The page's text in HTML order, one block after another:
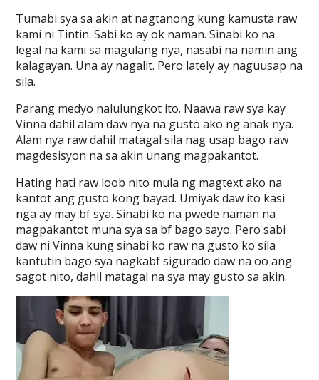
Tumabi sya sa akin at nagtanong kung kamusta raw
kami ni Tintin. Sabi ko ay ok naman. Sinabi ko na
legal na kami sa magulang nya, nasabi na namin ang
kalagayan. Una ay nagalit. Pero lately ay naguusap na
sila.
Parang medyo nalulungkot ito. Naawa raw sya kay
Vinna dahil alam daw nya na gusto ako ng anak nya.
Alam nya raw dahil matagal sila nag usap bago raw
magdesisyon na sa akin unang magpakantot.
Hating hati raw loob nito mula ng magtext ako na
kantot ang gusto kong bayad. Umiyak daw ito kasi
nga ay may bf sya. Sinabi ko na pwede naman na
magpakantot muna sya sa bf bago sayo. Pero sabi
daw ni Vinna kung sinabi ko raw na gusto ko sila
kantutin bago sya nagkabf sigurado daw na oo ang
sagot nito, dahil matagal na sya may gusto sa akin.